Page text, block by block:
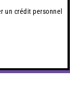
un crédit personnel